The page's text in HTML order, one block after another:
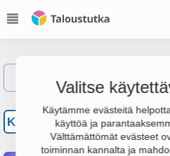
Valitse
Käytämme evästeitä
käyttöä ja
Välttämättömät evästeet
toiminnan kannalta ja
KA
Kiinteistö Oy
23